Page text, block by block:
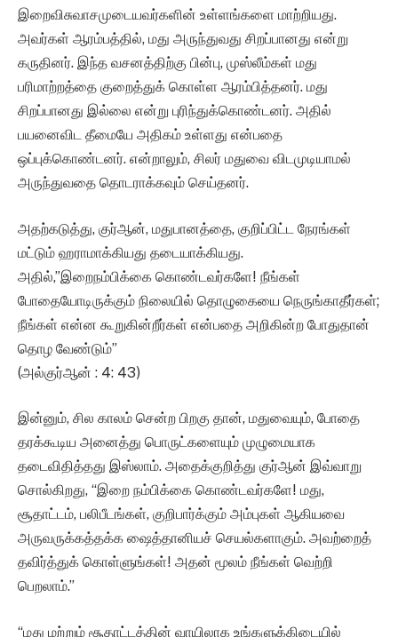
இறைவிசுவாசமுடையவர்களின் உள்ளங்களை மாற்றியது.
அவர்கள் ஆரம்பத்தில், மது அருந்துவது சிறப்பானது என்று
கருதினர். இந்த வசனத்திற்கு பின்பு, முஸ்லீம்கள் மது
பரிமாற்றத்தை குறைத்துக் கொள்ள ஆரம்பித்தனர். மது
சிறப்பானது இல்லை என்று புரிந்துக்கொண்டனர். அதில்
பயனைவிட தீமையே அதிகம் உள்ளது என்பதை
ஒப்புக்கொண்டனர். என்றாலும், சிலர் மதுவை விடமுடியாமல்
அருந்துவதை தொடராக்கவும் செய்தனர்.
அதற்கடுத்து, குர்ஆன், மதுபானத்தை, குறிப்பிட்ட நேரங்கள்
மட்டும் ஹராமாக்கியது தடையாக்கியது.
அதில்,”இறைநம்பிக்கை கொண்டவர்களே! நீங்கள்
போதையோடிருக்கும் நிலையில் தொழுகையை நெருங்காதீர்கள்;
நீங்கள் என்ன கூறுகின்றீர்கள் என்பதை அறிகின்ற போதுதான்
தொழ வேண்டும்”
(அல்குர்ஆன் : 4: 43)
இன்னும், சில காலம் சென்ற பிறகு தான், மதுவையும், போதை
தரக்கூடிய அனைத்து பொருட்களையும் முழுமையாக
தடைவிதித்தது இஸ்லாம். அதைக்குறித்து குர்ஆன் இவ்வாறு
சொல்கிறது, “இறை நம்பிக்கை கொண்டவர்களே! மது,
சூதாட்டம், பலிபீடங்கள், குறிபார்க்கும் அம்புகள் ஆகியவை
அருவருக்கத்தக்க ஷைத்தானியச் செயல்களாகும். அவற்றைத்
தவிர்த்துக் கொள்ளுங்கள்! அதன் மூலம் நீங்கள் வெற்றி
பெறலாம்.”
“மது மற்றும் சூதாட்டத்தின் வாயிலாக உங்களுக்கிடையில்